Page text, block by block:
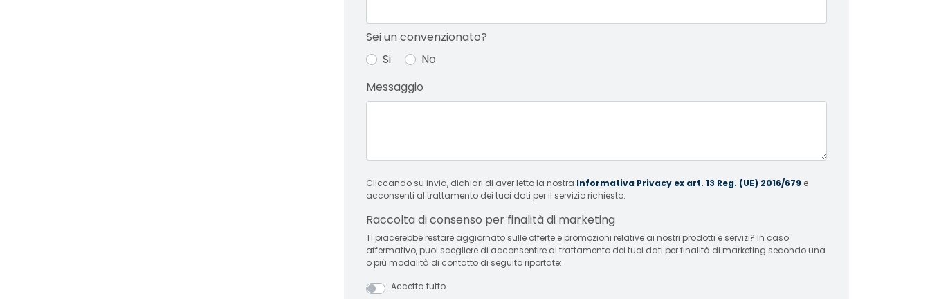
Sei un convenzionato?
Si
No
Messaggio
Cliccando su invia, dichiari di aver letto la nostra Informativa Privacy ex art. 13 Reg. (UE) 2016/679 e
acconsenti al trattamento dei tuoi dati per il servizio richiesto.
Raccolta di consenso per finalità di marketing
Ti piacerebbe restare aggiornato sulle offerte e promozioni relative ai nostri prodotti e servizi? In caso
affermativo, puoi scegliere di acconsentire al trattamento dei tuoi dati per finalità di marketing secondo una
o più modalità di contatto di seguito riportate:
Accetta tutto